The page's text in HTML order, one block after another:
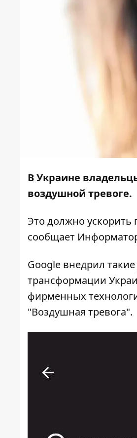
В Украине
воздушной тревоге.
Это должно
сообщает
Google внедрил
трансформации
фирменных
"Воздушная тревога".